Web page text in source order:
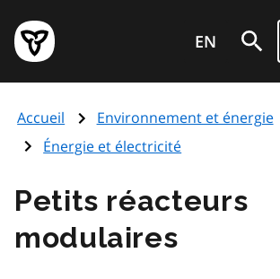
au
contenu
principal
Page
d'accueil
de
l'Ontario
EN
Accueil
Environnement et énergie
Énergie et électricité
Petits réacteurs
modulaires